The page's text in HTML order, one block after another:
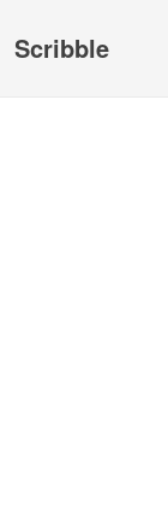
Scribble